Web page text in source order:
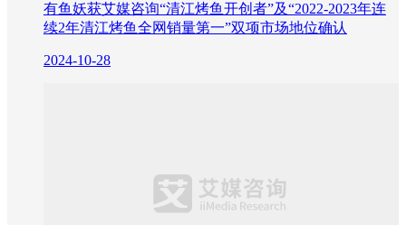
有鱼妖获艾媒咨询“清江烤鱼开创者”及“2022-2023年连
续2年清江烤鱼全网销量第一”双项市场地位确认
2024-10-28